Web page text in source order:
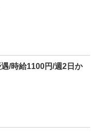
/時給1100円/週2日か